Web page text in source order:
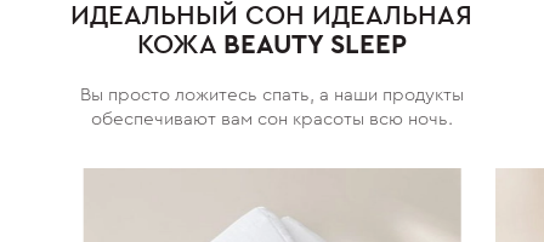
ИДЕАЛЬНЫЙ СОН ИДЕАЛЬНАЯ
КОЖА BEAUTY SLEEP
Вы просто ложитесь спать, а наши продукты
обеспечивают вам сон красоты всю ночь.